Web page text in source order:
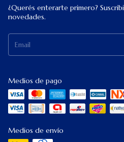
¿Querés enterarte primero?
novedades.
Medios de pago
Medios de envío